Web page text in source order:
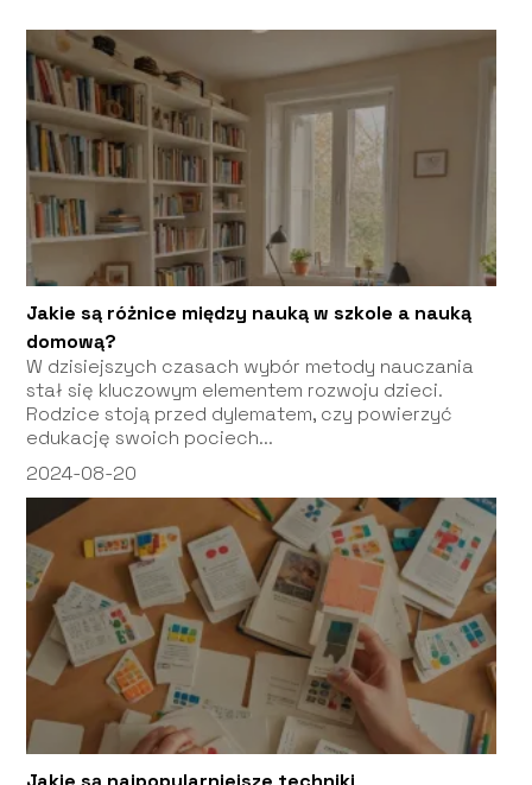
Jakie są różnice między nauką w szkole a nauką
domową?
W dzisiejszych czasach wybór metody nauczania
stał się kluczowym elementem rozwoju dzieci.
Rodzice stoją przed dylematem, czy powierzyć
edukację swoich pociech...
2024-08-20